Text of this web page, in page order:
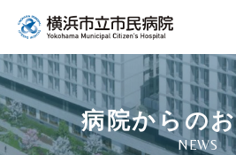
病院からの
NEWS